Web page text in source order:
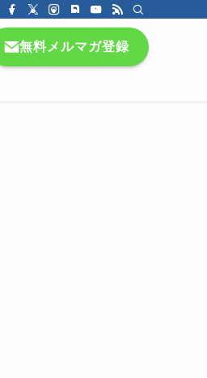
無料メルマガ登録